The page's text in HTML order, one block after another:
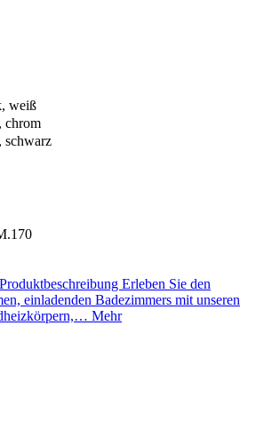
weiß
chrom
schwarz
Produktbeschreibung Erleben Sie den
einladenden Badezimmers mit unseren
Mehr